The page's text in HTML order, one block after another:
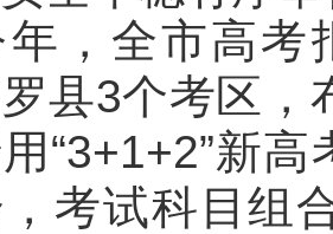
全市高考报
县3个考区
“3+1+2”新
考试科目组